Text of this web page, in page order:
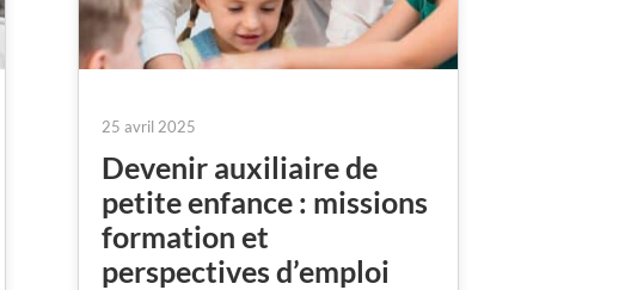
25 avril 2025
Devenir auxiliaire de
petite enfance : missions
formation et
perspectives d’emploi